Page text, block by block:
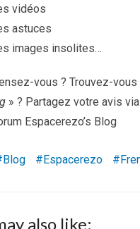
vidéos
astuces
images insolites…
vous ? Trouvez-
» ? Partagez votre avis
Espacerezo’s Blog
Blog Espacerezo
also like: